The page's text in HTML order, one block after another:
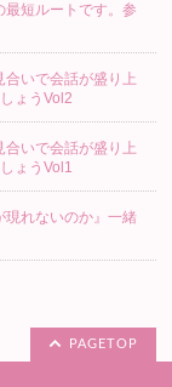
短ルートです。参
合いで会話が盛り上
ょうVol2
合いで会話が盛り上
ょうVol1
現れないのか』一緒
PAGETOP